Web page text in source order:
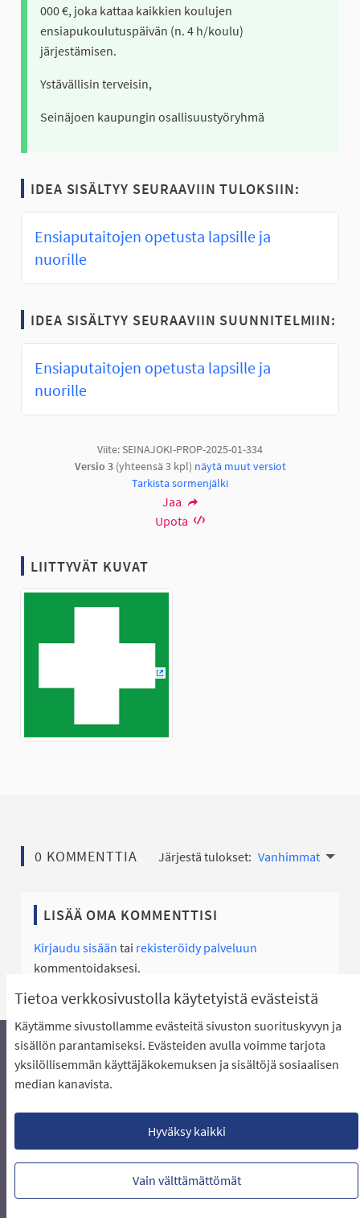
Tietoa verkkosivustolla käytetyistä evästeistä
Käytämme sivustollamme evästeitä sivuston suorituskyvyn ja
sisällön parantamiseksi. Evästeiden avulla voimme tarjota
yksilöllisemmän käyttäjäkokemuksen ja sisältöjä sosiaalisen
median kanavista.
Hyväksy kaikki
Vain välttämättömät
000 €, joka kattaa kaikkien koulujen
ensiapukoulutuspäivän (n. 4 h/koulu)
järjestämisen.
Ystävällisin terveisin,
Seinäjoen kaupungin osallisuustyöryhmä
IDEA SISÄLTYY SEURAAVIIN TULOKSIIN:
Ensiaputaitojen opetusta lapsille ja
nuorille
IDEA SISÄLTYY SEURAAVIIN SUUNNITELMIIN:
Ensiaputaitojen opetusta lapsille ja
nuorille
Viite: SEINAJOKI-PROP-2025-01-334
Versio 3(yhteensä 3 kpl) näytä muut versiot
Tarkista sormenjälki
Jaa
Upota
LIITTYVÄT KUVAT
0 KOMMENTTIA Järjestä tulokset: Vanhimmat
LISÄÄ OMA KOMMENTTISI
Kirjaudu sisään tai rekisteröidy palveluun
kommentoidaksesi.
Äänestyksen pikaohjeet
Usein kysytyt kysymykset
Näin äänestät Asukasbudjetissa
Lataa avoimet datatiedostot
Evästeasetukset
Verkkosivusto luotuvapaan ohjelmiston